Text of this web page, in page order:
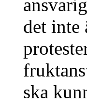
det inte
ska